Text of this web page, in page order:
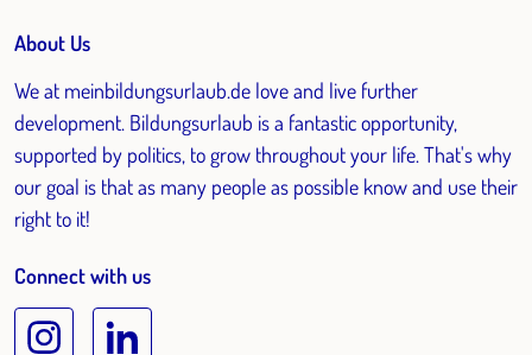
About Us
We at meinbildungsurlaub.de love and live further
development. Bildungsurlaub is a fantastic opportunity,
supported by politics, to grow throughout your life. That's why
our goal is that as many people as possible know and use their
right to it!
Connect with us